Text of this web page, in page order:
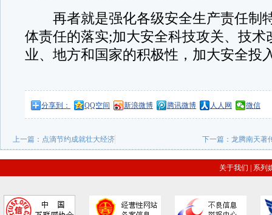
再者就是强化各级安全生产责任制
体责任的落实;加大安全科技攻关、技术
业、地方和国家的积极性，加大安全投
分享到： QQ空间 新浪微博 腾讯微博 人人网 微信
上一篇： 点滴节约成就壮大经济 下一篇：龙腾南天著
关于我们 系列